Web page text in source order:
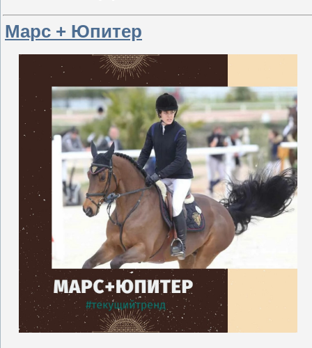
Марс + Юпитер